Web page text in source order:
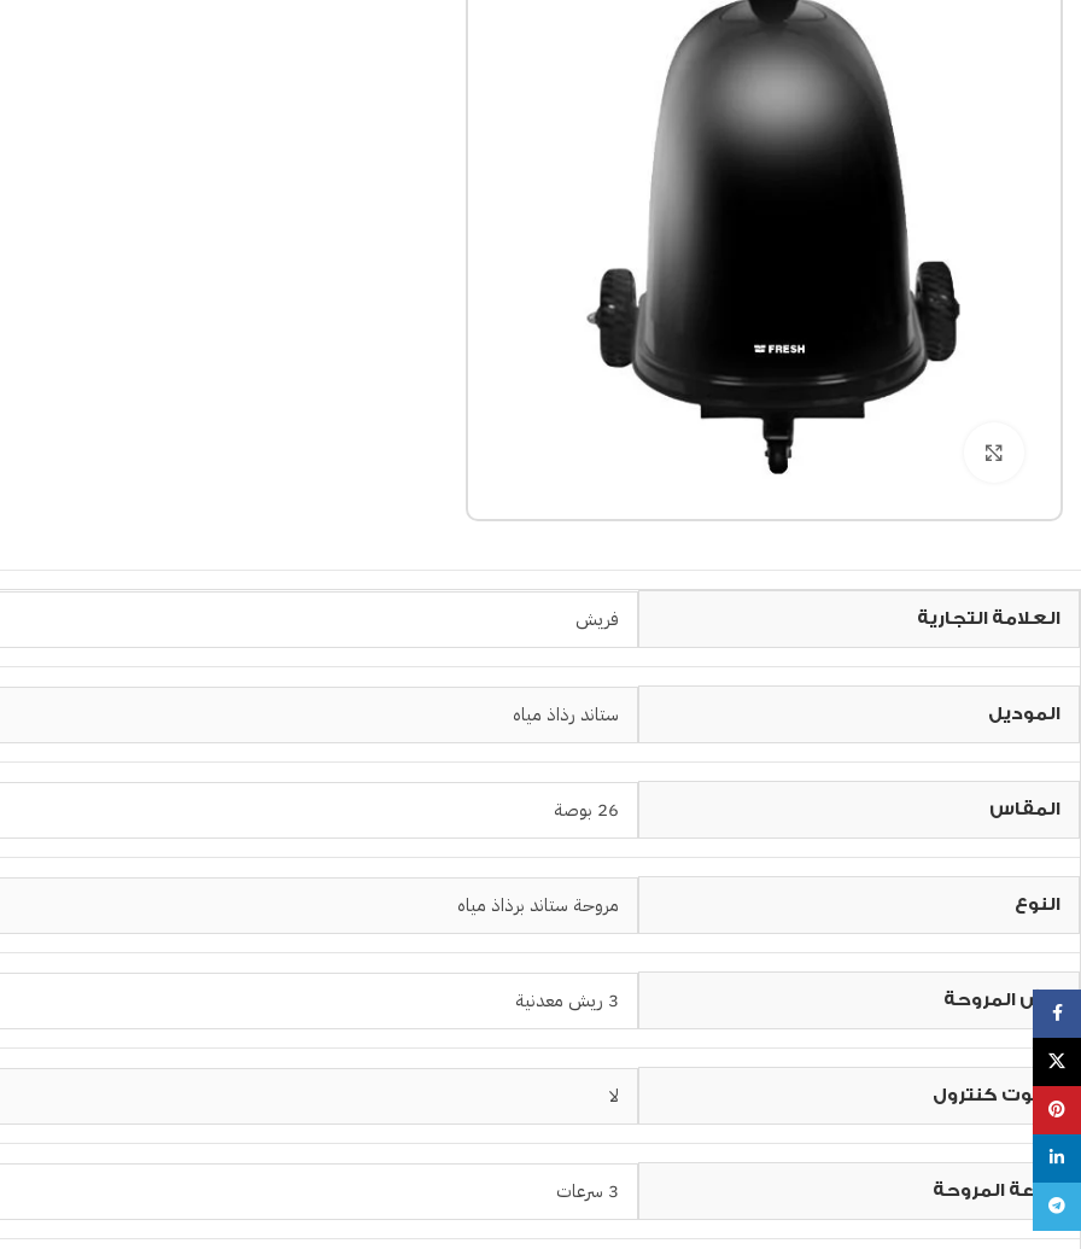
العلامة التجارية فريش
الموديل ستاند رذاذ مياه
المقاس 26 بوصة
النوع مروحة ستاند برذاذ مياه
ريش المروحة 3 ريش معدنية
ريموت كنترول لا
سرعة المروحة 3 سرعات
Facebook
Pinterest
Telegram